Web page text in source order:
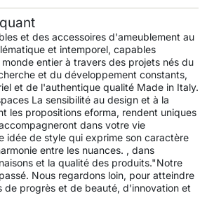
et des accessoires d'ameublement au
et intemporel, capables
entier à travers des projets nés du
et du développement constants,
et de l'authentique qualité Made in Italy.
La sensibilité au design et à la
les propositions eforma, rendent uniques
dans votre vie
idée de style qui exprime son caractère
entre les nuances. , dans
et la qualité des produits."Notre
Nous regardons loin, pour atteindre
de progrès et de beauté, d’innovation et